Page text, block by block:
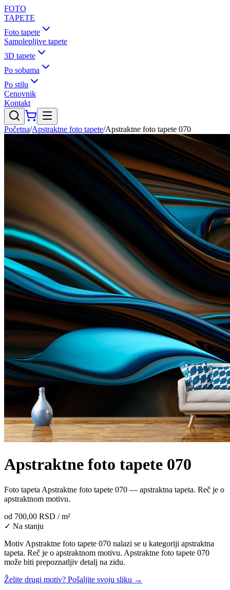
FOTO
TAPETE
Foto tapete
Samolepljive tapete
3D tapete
Po sobama
Po stilu
Cenovnik
Kontakt
Početna/Apstraktne foto tapete/Apstraktne foto tapete 070
Apstraktne foto tapete 070
Foto tapeta Apstraktne foto tapete 070 — apstraktna tapeta. Reč je o
apstraktnom motivu.
od 700,00 RSD / m²
✓ Na stanju
Motiv Apstraktne foto tapete 070 nalazi se u kategoriji apstraktna
tapeta. Reč je o apstraktnom motivu. Apstraktne foto tapete 070
može biti prepoznatljiv detalj na zidu.
Želite drugi motiv? Pošaljite svoju sliku →